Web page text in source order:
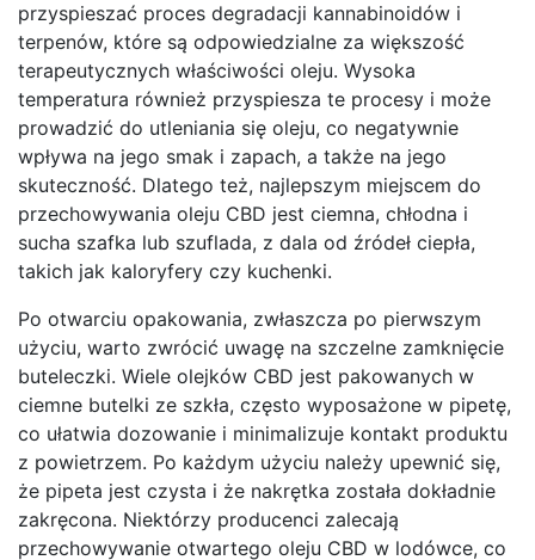
przyspieszać proces degradacji kannabinoidów i
terpenów, które są odpowiedzialne za większość
terapeutycznych właściwości oleju. Wysoka
temperatura również przyspiesza te procesy i może
prowadzić do utleniania się oleju, co negatywnie
wpływa na jego smak i zapach, a także na jego
skuteczność. Dlatego też, najlepszym miejscem do
przechowywania oleju CBD jest ciemna, chłodna i
sucha szafka lub szuflada, z dala od źródeł ciepła,
takich jak kaloryfery czy kuchenki.
Po otwarciu opakowania, zwłaszcza po pierwszym
użyciu, warto zwrócić uwagę na szczelne zamknięcie
buteleczki. Wiele olejków CBD jest pakowanych w
ciemne butelki ze szkła, często wyposażone w pipetę,
co ułatwia dozowanie i minimalizuje kontakt produktu
z powietrzem. Po każdym użyciu należy upewnić się,
że pipeta jest czysta i że nakrętka została dokładnie
zakręcona. Niektórzy producenci zalecają
przechowywanie otwartego oleju CBD w lodówce, co